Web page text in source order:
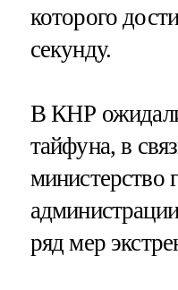
которого
секунду.
В КНР
тайфуна, в
министерство
ряд мер